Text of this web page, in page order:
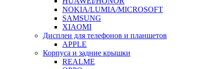
NOKIA/LUMIA/MICROSOFT
SAMSUNG
XIAOMI
Дисплеи для телефонов и планшетов
APPLE
Корпуса и задние крышки
REALME